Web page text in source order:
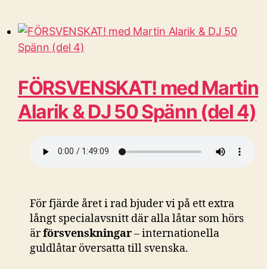
FÖRSVENSKAT! med Martin
Alarik & DJ 50 Spänn (del 4)
För fjärde året i rad bjuder vi på ett extra
långt specialavsnitt där alla låtar som hörs
ärförsvenskningar– internationella
guldlåtar översatta till svenska.